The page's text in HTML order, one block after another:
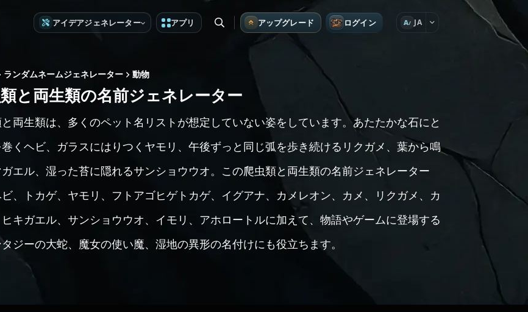
アイデアジェネレーター アプリ アップグレード ログイン A JA
ランダムネームジェネレーター 動物
と両生類の名前ジェネレーター
両生類は、多くのペット名リストが想定していない姿をしています。あたたかな石にと
巻くヘビ、ガラスにはりつくヤモリ、午後ずっと同じ弧を歩き続けるリクガメ、葉から鳴
ガエル、湿った苔に隠れるサンショウウオ。この爬虫類と両生類の名前ジェネレーター
、トカゲ、ヤモリ、フトアゴヒゲトカゲ、イグアナ、カメレオン、カメ、リクガメ、カ
キガエル、サンショウウオ、イモリ、アホロートルに加えて、物語やゲームに登場する
ジーの大蛇、魔女の使い魔、湿地の異形の名付けにも役立ちます。